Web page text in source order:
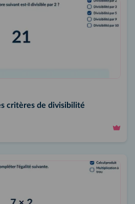
critères de divisibilité